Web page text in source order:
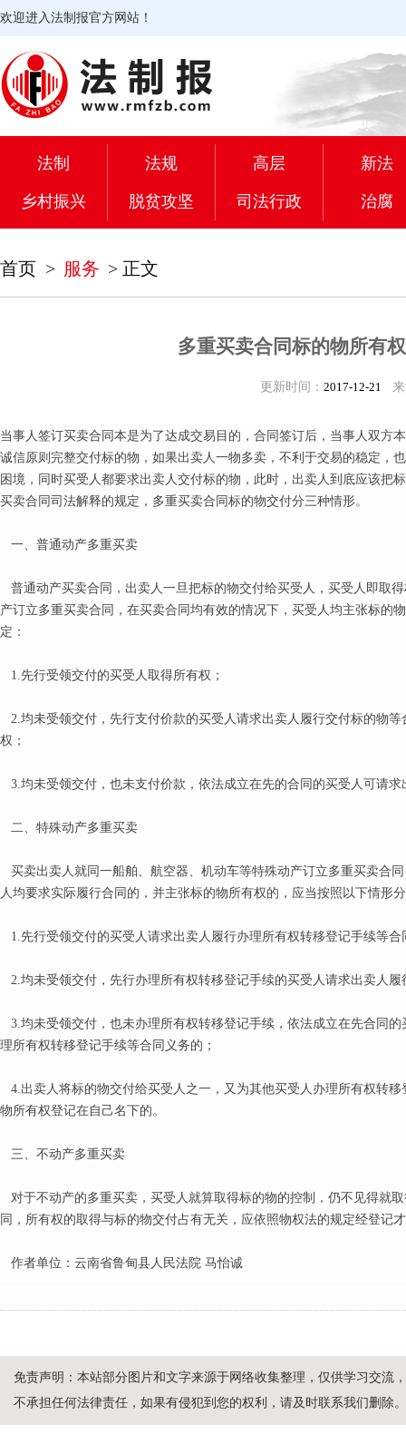
欢迎进入法制报官方网站！
法制 法规 高层 新法
乡村振兴 脱贫攻坚 司法行政 治腐
首页 > 服务 > 正文
多重买卖合同标的物所有
更新时间： 2017-12-21
当事人签订买卖合同本是为了达成交易目的，合同签订后，当事人双方
诚信原则完整交付标的物，如果出卖人一物多卖，不利于交易的稳定，
困境，同时买受人都要求出卖人交付标的物，此时，出卖人到底应该把
买卖合同司法解释的规定，多重买卖合同标的物交付分三种情形。
一、普通动产多重买卖
普通动产买卖合同，出卖人一旦把标的物交付给买受人，买受人即取
产订立多重买卖合同，在买卖合同均有效的情况下，买受人均主张标的
定：
1.先行受领交付的买受人取得所有权；
2.均未受领交付，先行支付价款的买受人请求出卖人履行交付标的物
权；
3.均未受领交付，也未支付价款，依法成立在先的合同的买受人可请
二、特殊动产多重买卖
买卖出卖人就同一船舶、航空器、机动车等特殊动产订立多重买卖合
人均要求实际履行合同的，并主张标的物所有权的，应当按照以下情形
1.先行受领交付的买受人请求出卖人履行办理所有权转移登记手续等合
2.均未受领交付，先行办理所有权转移登记手续的买受人请求出卖人
3.均未受领交付，也未办理所有权转移登记手续，依法成立在先合同
理所有权转移登记手续等合同义务的；
4.出卖人将标的物交付给买受人之一，又为其他买受人办理所有权转
物所有权登记在自己名下的。
三、不动产多重买卖
对于不动产的多重买卖，买受人就算取得标的物的控制，仍不见得就
同，所有权的取得与标的物交付占有无关，应依照物权法的规定经登记
作者单位：云南省鲁甸县人民法院 马怡诚
免责声明：本站部分图片和文字来源于网络收集整理，仅供学习交流
不承担任何法律责任，如果有侵犯到您的权利，请及时联系我们删除。